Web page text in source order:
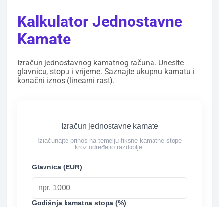
Kalkulator Jednostavne
Kamate
Izračun jednostavnog kamatnog računa. Unesite
glavnicu, stopu i vrijeme. Saznajte ukupnu kamatu i
konačni iznos (linearni rast).
Izračun jednostavne kamate
Izračunajte prinos na temelju fiksne kamatne stope
kroz određeno razdoblje.
Glavnica (EUR)
Godišnja kamatna stopa (%)